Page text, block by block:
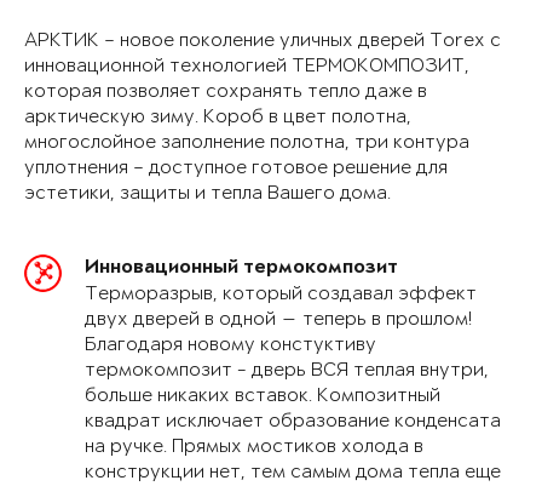
АРКТИК – новое поколение уличных дверей Torex с
инновационной технологией ТЕРМОКОМПОЗИТ,
которая позволяет сохранять тепло даже в
арктическую зиму. Короб в цвет полотна,
многослойное заполнение полотна, три контура
уплотнения – доступное готовое решение для
эстетики, защиты и тепла Вашего дома.
Инновационный термокомпозит
Терморазрыв, который создавал эффект
двух дверей в одной — теперь в прошлом!
Благодаря новому констуктиву
термокомпозит - дверь ВСЯ теплая внутри,
больше никаких вставок. Композитный
квадрат исключает образование конденсата
на ручке. Прямых мостиков холода в
конструкции нет, тем самым дома тепла еще